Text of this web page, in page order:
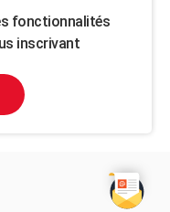
fonctionnalités
inscrivant